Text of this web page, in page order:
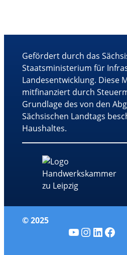
Gefördert durch das
Staatsministerium für
Landesentwicklung. Diese
mitfinanziert durch
Grundlage des von den
Sächsischen Landtags
Haushaltes.
© 2025
YouTube